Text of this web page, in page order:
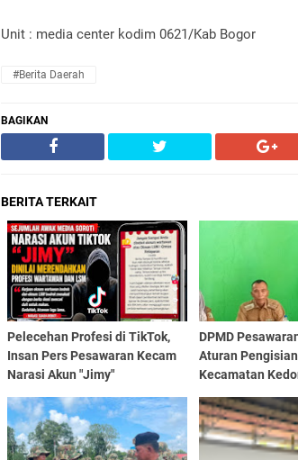
Unit : media center kodim 0621/Kab Bogor
#Berita Daerah
BAGIKAN
BERITA TERKAIT
Pelecehan Profesi di TikTok,
Insan Pers Pesawaran Kecam
Narasi Akun "Jimy"
DPMD
Aturan
Kecamatan